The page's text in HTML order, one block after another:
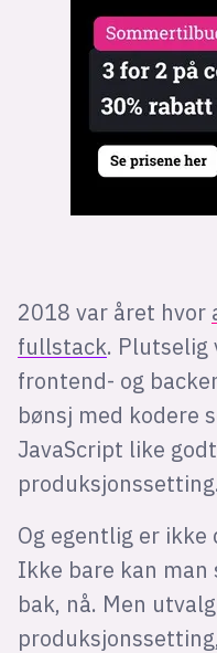
2018 var året hvor
fullstack. Plutselig
frontend- og
bønsj med kodere
JavaScript like godt
produksjonssetting.
Og egentlig er
Ikke bare kan man
bak, nå. Men